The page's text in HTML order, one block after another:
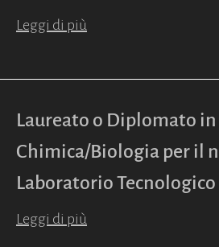
Leggi di più
Laureato o Diplomato in
Chimica/Biologia per il
Laboratorio
Leggi di più